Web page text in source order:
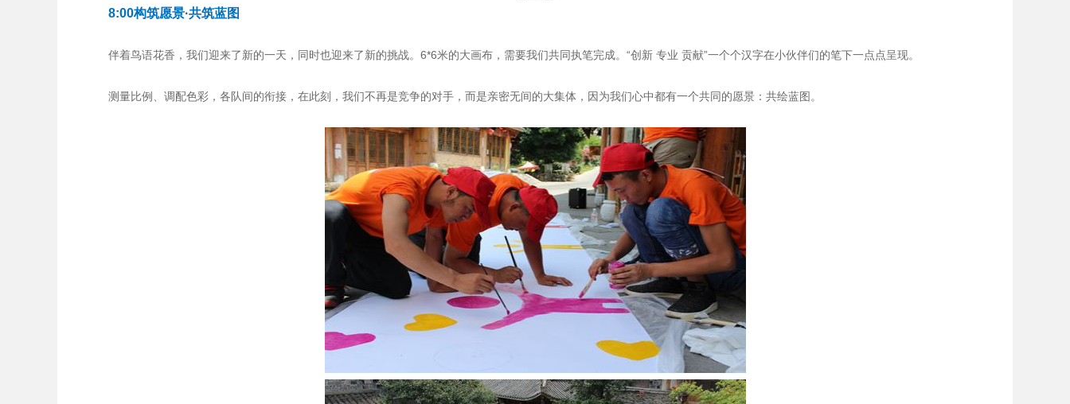
8:00构筑愿景·共筑蓝图
伴着鸟语花香，我们迎来了新的一天，同时也迎来了新的挑战。6*6米的大画布，需要我们共同执笔完成。“创新 专业 贡献”一个个汉字在小伙伴们的笔下一点点呈现。
测量比例、调配色彩，各队间的衔接，在此刻，我们不再是竞争的对手，而是亲密无间的大集体，因为我们心中都有一个共同的愿景：共绘蓝图。